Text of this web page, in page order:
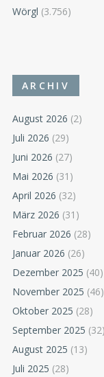
Wörgl (3.756)
ARCHIV
August 2026 (2)
Juli 2026 (29)
Juni 2026 (27)
Mai 2026 (31)
April 2026 (32)
März 2026 (31)
Februar 2026 (28)
Januar 2026 (26)
Dezember 2025 (40)
November 2025 (46)
Oktober 2025 (28)
September 2025 (32)
August 2025 (13)
Juli 2025 (28)